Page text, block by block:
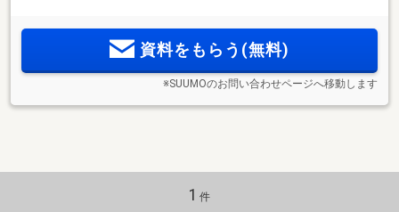
資料をもらう(無料)
※SUUMOのお問い合わせページへ移動します
1 件